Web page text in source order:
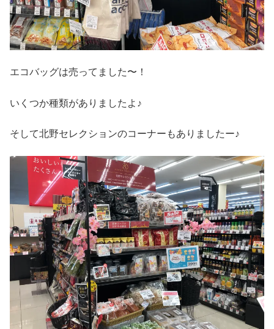
エコバッグは売ってました〜！
いくつか種類がありましたよ♪
そして北野セレクションのコーナーもありましたー♪